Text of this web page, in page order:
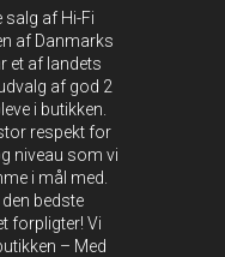
salg af Hi-Fi
af Danmarks
et af landets
af god 2
i butikken.
respekt for
niveau som vi
i mål med.
bedste
forpligter! Vi
– Med